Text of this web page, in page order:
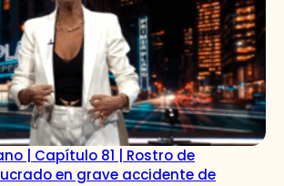
| Capítulo 81 | Rostro de
en grave accidente de